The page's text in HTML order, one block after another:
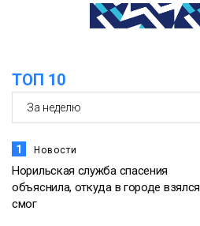
дождливыми
07 августа
Общество
ТОП 10
1 Новости
Норильская служба спасения
объяснила, откуда в городе взялся
смог